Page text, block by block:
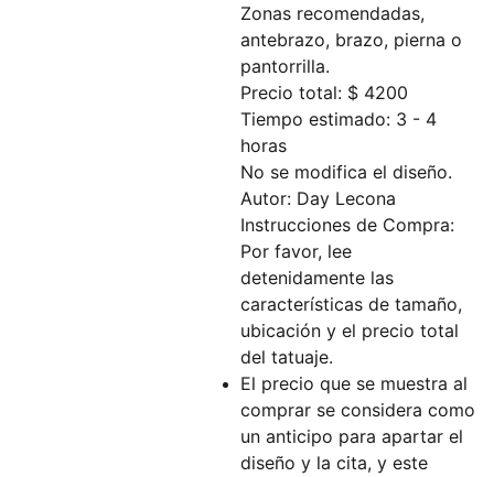
Zonas recomendadas,
antebrazo, brazo, pierna o
pantorrilla.
Precio total: $ 4200
Tiempo estimado: 3 - 4
horas
No se modifica el diseño.
Autor: Day Lecona
Instrucciones de Compra:
Por favor, lee
detenidamente las
características de tamaño,
ubicación y el precio total
del tatuaje.
El precio que se muestra al
comprar se considera como
un anticipo para apartar el
diseño y la cita, y este